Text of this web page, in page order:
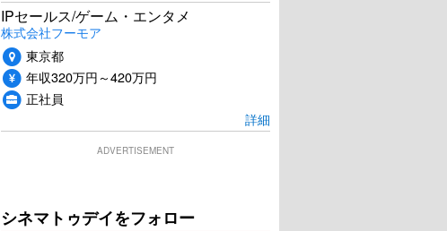
IPセールス/ゲーム・エンタメ
株式会社フーモア
東京都
年収320万円～420万円
正社員
詳細
ADVERTISEMENT
シネマトゥデイをフォロー